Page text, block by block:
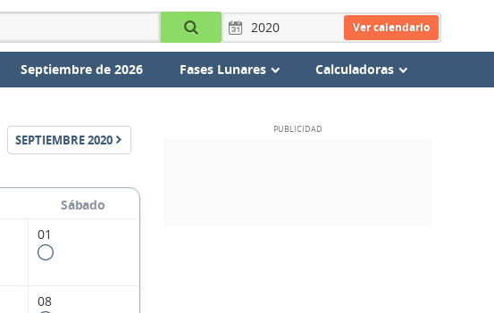
Ver calendario
Septiembre de 2026 Fases Lunares Calculadoras
SEPTIEMBRE2020
Sábado
01
08